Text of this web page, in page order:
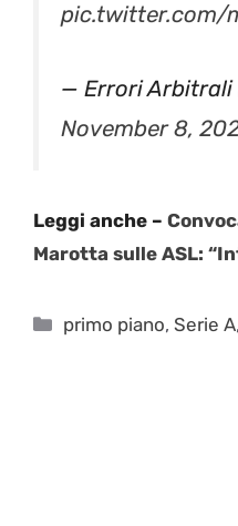
pic.twitter.com/
— Errori
November 8,
Leggi anche –
Marotta sulle ASL:
Categorie
primo piano,Serie A,